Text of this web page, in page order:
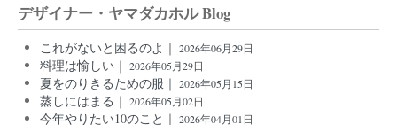
デザイナー・ヤマダカホル Blog
これがないと困るのよ｜ 2026年06月29日
料理は愉しい｜ 2026年05月29日
夏をのりきるための服｜ 2026年05月15日
蒸しにはまる｜ 2026年05月02日
今年やりたい10のこと｜ 2026年04月01日